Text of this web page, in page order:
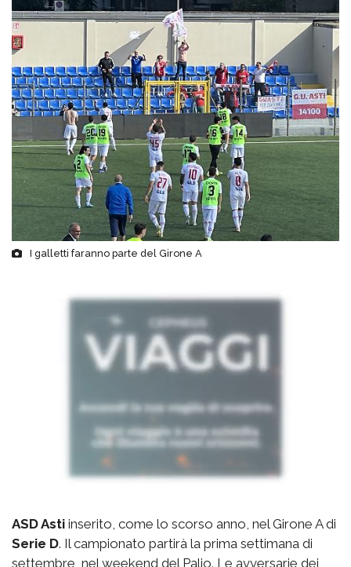
I galletti faranno parte del Girone A
ASD Asti inserito, come lo scorso anno, nel Girone A di
Serie D. Il campionato partirà la prima settimana di
settembre, nel weekend del Palio. Le avversarie dei